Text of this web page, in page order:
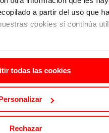
a partir del uso que
cookies si continúa
todas las cookies
Rechazar